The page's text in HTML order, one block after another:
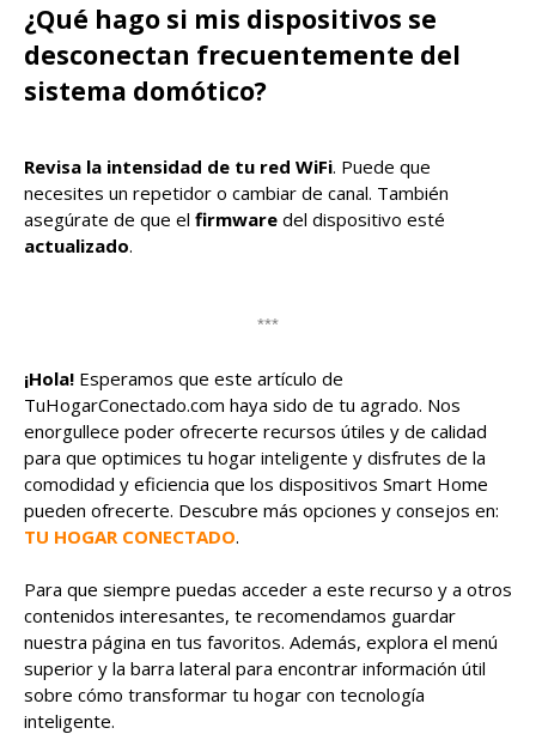
¿Qué hago si mis dispositivos se
desconectan frecuentemente del
sistema domótico?
Revisa la intensidad de tu red WiFi. Puede que
necesites un repetidor o cambiar de canal. También
asegúrate de que el firmware del dispositivo esté
actualizado.
***
¡Hola! Esperamos que este artículo de
TuHogarConectado.com haya sido de tu agrado. Nos
enorgullece poder ofrecerte recursos útiles y de calidad
para que optimices tu hogar inteligente y disfrutes de la
comodidad y eficiencia que los dispositivos Smart Home
pueden ofrecerte. Descubre más opciones y consejos en:
TU HOGAR CONECTADO.
Para que siempre puedas acceder a este recurso y a otros
contenidos interesantes, te recomendamos guardar
nuestra página en tus favoritos. Además, explora el menú
superior y la barra lateral para encontrar información útil
sobre cómo transformar tu hogar con tecnología
inteligente.